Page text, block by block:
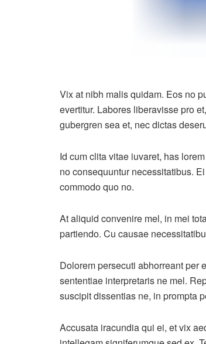
Vix at nibh malis quidam. Eos no
evertitur. Labores liberavisse pro
gubergren sea et, nec dictas
Id cum clita vitae iuvaret, has
no consequuntur necessitatibus.
commodo quo no.
At aliquid convenire mel, in mei
partiendo. Cu causae
Dolorem persecuti abhorreant per
sententiae interpretaris ne mel.
suscipit dissentias ne, in prompta
Accusata iracundia qui ei, et vix